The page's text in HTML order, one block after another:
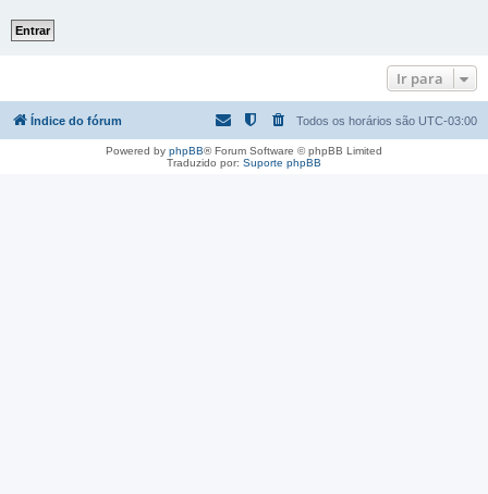
Ir para
Índice do fórum Todos os horários são UTC-03:00
Powered by phpBB® Forum Software © phpBB Limited
Traduzido por: Suporte phpBB